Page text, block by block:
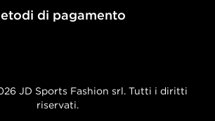
di pagamento
JD Sports Fashion srl. Tutti i diritti
riservati.